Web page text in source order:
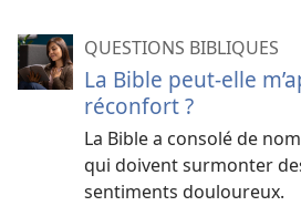
QUESTIONS BIBLIQUES
La Bible peut-elle
réconfort ?
La Bible a consolé de
qui doivent surmonter
sentiments douloureux.